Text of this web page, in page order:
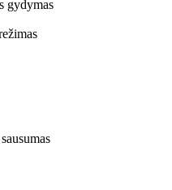
gydymas